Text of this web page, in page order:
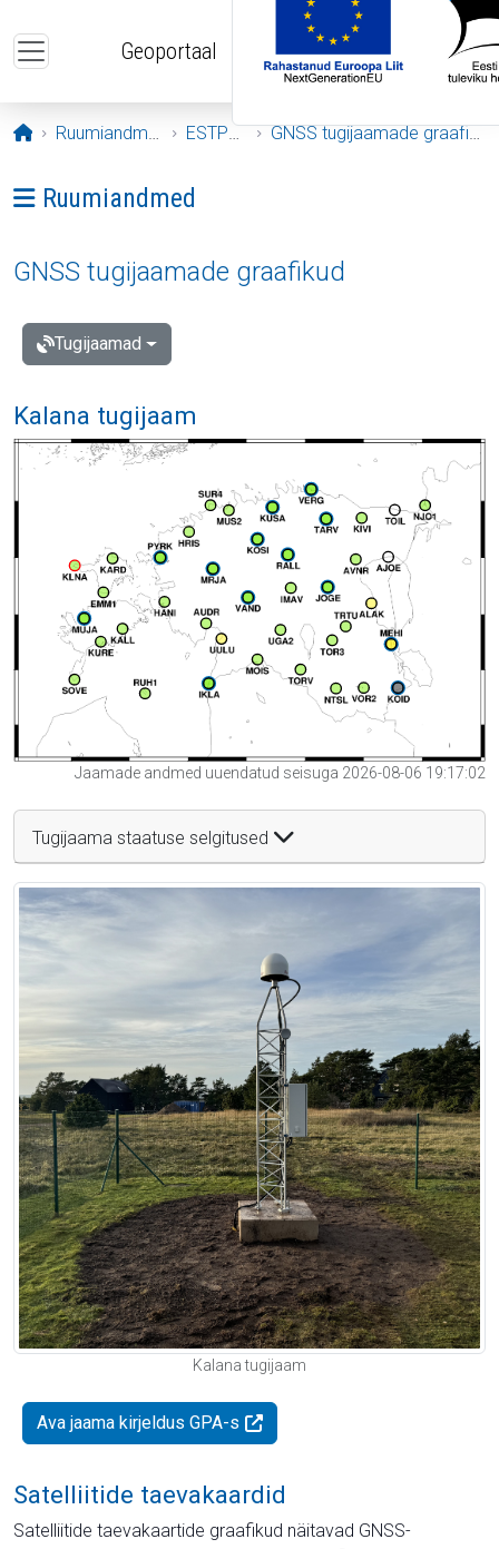
Geoportaal
Avaleht
Ruumiandmed ESTPOS GNSS tugijaamade graafikud
Ava menüü: Ruumiandmed
Ruumiandmed
GNSS tugijaamade graafikud
Tugijaamad
Kalana tugijaam
Jaamade andmed uuendatud seisuga 2026-08-06 19:17:02
Tugijaama staatuse selgitused
Kalana tugijaam
Ava jaama kirjeldus GPA-s
Satelliitide taevakaardid
Satelliitide taevakaartide graafikud näitavad GNSS-